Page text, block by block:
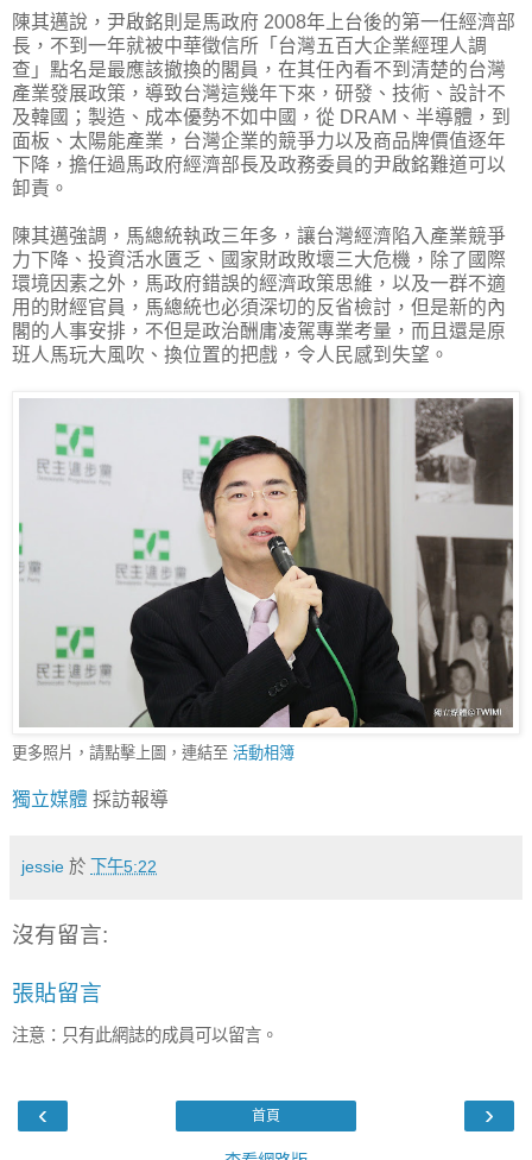
陳其邁說，尹啟銘則是馬政府 2008年上台後的第一任經濟部
長，不到一年就被中華徵信所「台灣五百大企業經理人調
查」點名是最應該撤換的閣員，在其任內看不到清楚的台灣
產業發展政策，導致台灣這幾年下來，研發、技術、設計不
及韓國；製造、成本優勢不如中國，從 DRAM、半導體，到
面板、太陽能產業，台灣企業的競爭力以及商品牌價值逐年
下降，擔任過馬政府經濟部長及政務委員的尹啟銘難道可以
卸責。
陳其邁強調，馬總統執政三年多，讓台灣經濟陷入產業競爭
力下降、投資活水匱乏、國家財政敗壞三大危機，除了國際
環境因素之外，馬政府錯誤的經濟政策思維，以及一群不適
用的財經官員，馬總統也必須深切的反省檢討，但是新的內
閣的人事安排，不但是政治酬庸凌駕專業考量，而且還是原
班人馬玩大風吹、換位置的把戲，令人民感到失望。
更多照片，請點擊上圖，連結至 活動相簿
獨立媒體 採訪報導
jessie 於 下午5:22
沒有留言:
張貼留言
注意：只有此網誌的成員可以留言。
‹ ›
首頁